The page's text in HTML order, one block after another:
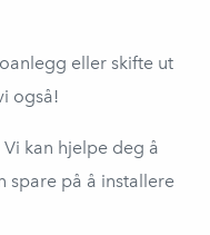
eller skifte ut
også!
kan hjelpe deg å
spare på å installere